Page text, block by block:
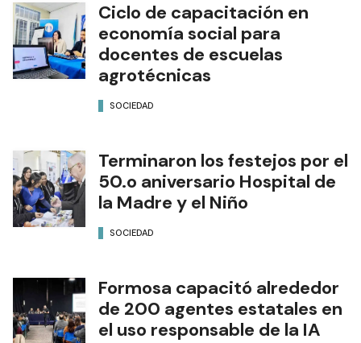
Ciclo de capacitación en
economía social para
docentes de escuelas
agrotécnicas
SOCIEDAD
Terminaron los festejos por el
50.o aniversario Hospital de
la Madre y el Niño
SOCIEDAD
Formosa capacitó alrededor
de 200 agentes estatales en
el uso responsable de la IA